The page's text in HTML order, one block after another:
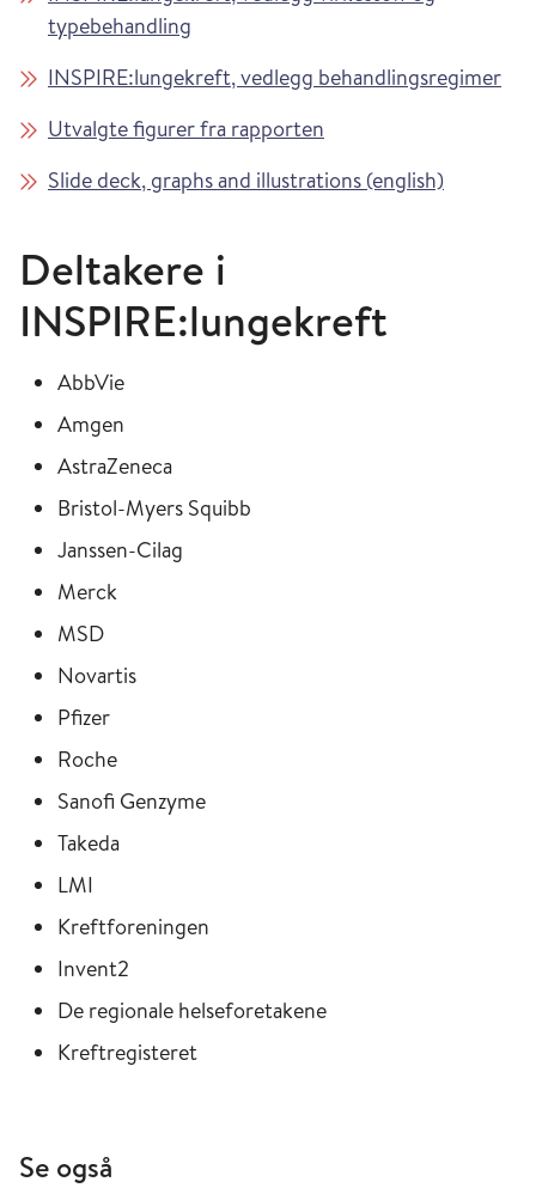
typebehandling
INSPIRE:lungekreft, vedlegg behandlingsregimer
Utvalgte figurer fra rapporten
Slide deck, graphs and illustrations (english)
Deltakere i
INSPIRE:lungekreft
AbbVie
Amgen
AstraZeneca
Bristol-Myers Squibb
Janssen-Cilag
Merck
MSD
Novartis
Pfizer
Roche
Sanofi Genzyme
Takeda
LMI
Kreftforeningen
Invent2
De regionale helseforetakene
Kreftregisteret
Se også